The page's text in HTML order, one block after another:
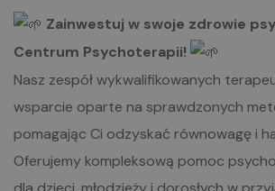
Zainwestuj w swoje zdrowie
Centrum Psychoterapii!
Nasz zespół wykwalifikowanych
wsparcie oparte na sprawdzonych
pomagając Ci odzyskać równowagę i
Oferujemy kompleksową pomoc